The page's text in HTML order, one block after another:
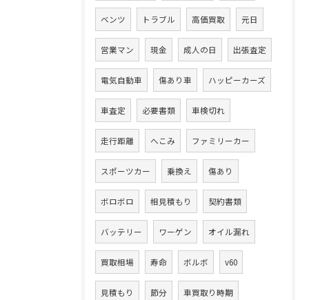
ベンツ トラブル 高価買取 元日
営業マン 現金 成人の日 出張査定
電気自動車 傷あり車 ハッピーカーズ
車査定 必要書類 車検切れ
走行距離 へこみ ファミリーカー
スポーツカー 乗換え 傷あり
ボロボロ 相見積もり 契約書類
バッテリー ワーゲン オイル漏れ
買取相場 寿命 ボルボ v60
見積もり 節分 車買取り時期